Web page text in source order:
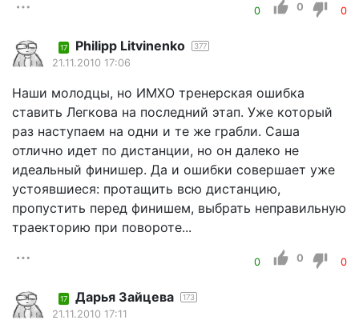
0 0 0
17 Philipp Litvinenko 377
21.11.2010 17:06
Наши молодцы, но ИМХО тренерская ошибка
ставить Легкова на последний этап. Уже который
раз наступаем на одни и те же грабли. Саша
отлично идет по дистанции, но он далеко не
идеальный финишер. Да и ошибки совершает уже
устоявшиеся: протащить всю дистанцию,
пропустить перед финишем, выбрать неправильную
траекторию при повороте...
0 0 0
17 Дарья Зайцева 173
21.11.2010 17:11